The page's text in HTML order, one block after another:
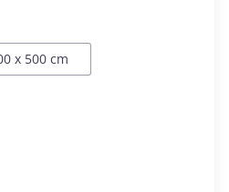
x 500 cm